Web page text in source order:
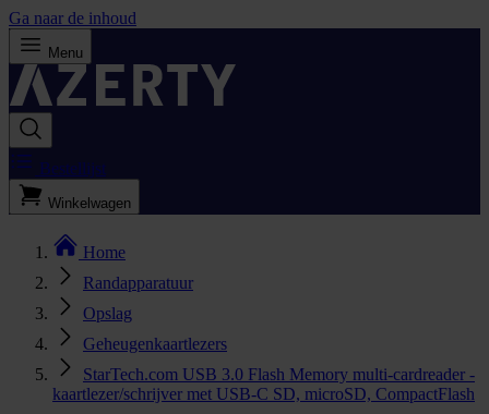
Ga naar de inhoud
Menu
Bestellijst
Winkelwagen
Home
Randapparatuur
Opslag
Geheugenkaartlezers
StarTech.com USB 3.0 Flash Memory multi-cardreader -
kaartlezer/schrijver met USB-C SD, microSD, CompactFlash